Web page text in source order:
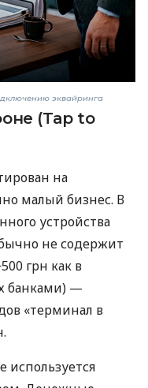
эквайринга
(Tap to
на
малый бизнес. В
устройства
не содержит
грн как в
банками) —
«терминал в